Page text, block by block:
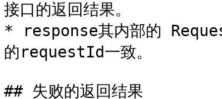
接口的返回结果。
* response其内部的
的requestId一致。
## 失败的返回结果